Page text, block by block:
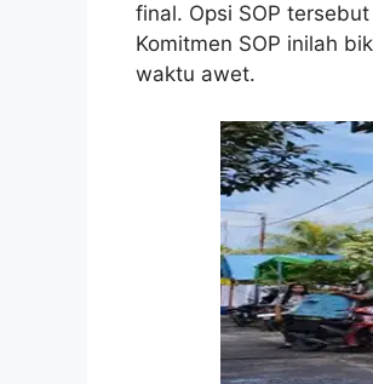
final. Opsi SOP
Komitmen SOP inilah
waktu awet.